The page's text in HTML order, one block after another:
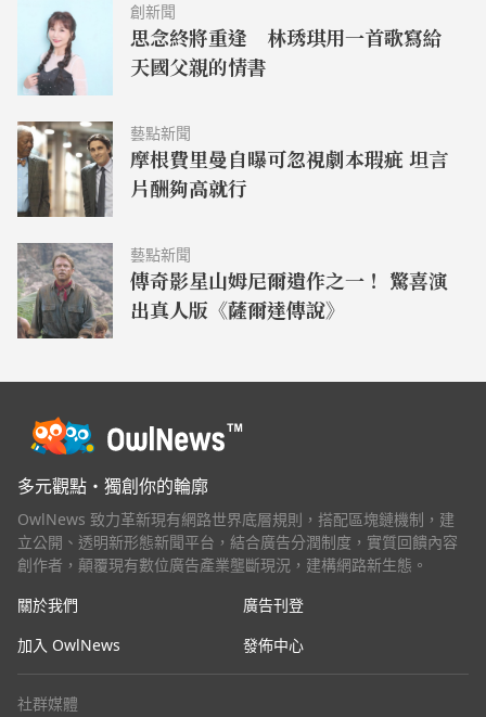
創新聞
思念終將重逢 林琇琪用一首歌寫給
天國父親的情書
藝點新聞
摩根費里曼自曝可忽視劇本瑕疵 坦言
片酬夠高就行
藝點新聞
傳奇影星山姆尼爾遺作之一！ 驚喜演
出真人版《薩爾達傳說》
多元觀點・獨創你的輪廓
OwlNews 致力革新現有網路世界底層規則，搭配區塊鏈機制，建
立公開、透明新形態新聞平台，結合廣告分潤制度，實質回饋內容
創作者，顛覆現有數位廣告產業壟斷現況，建構網路新生態。
關於我們
廣告刊登
加入 OwlNews
發佈中心
社群媒體